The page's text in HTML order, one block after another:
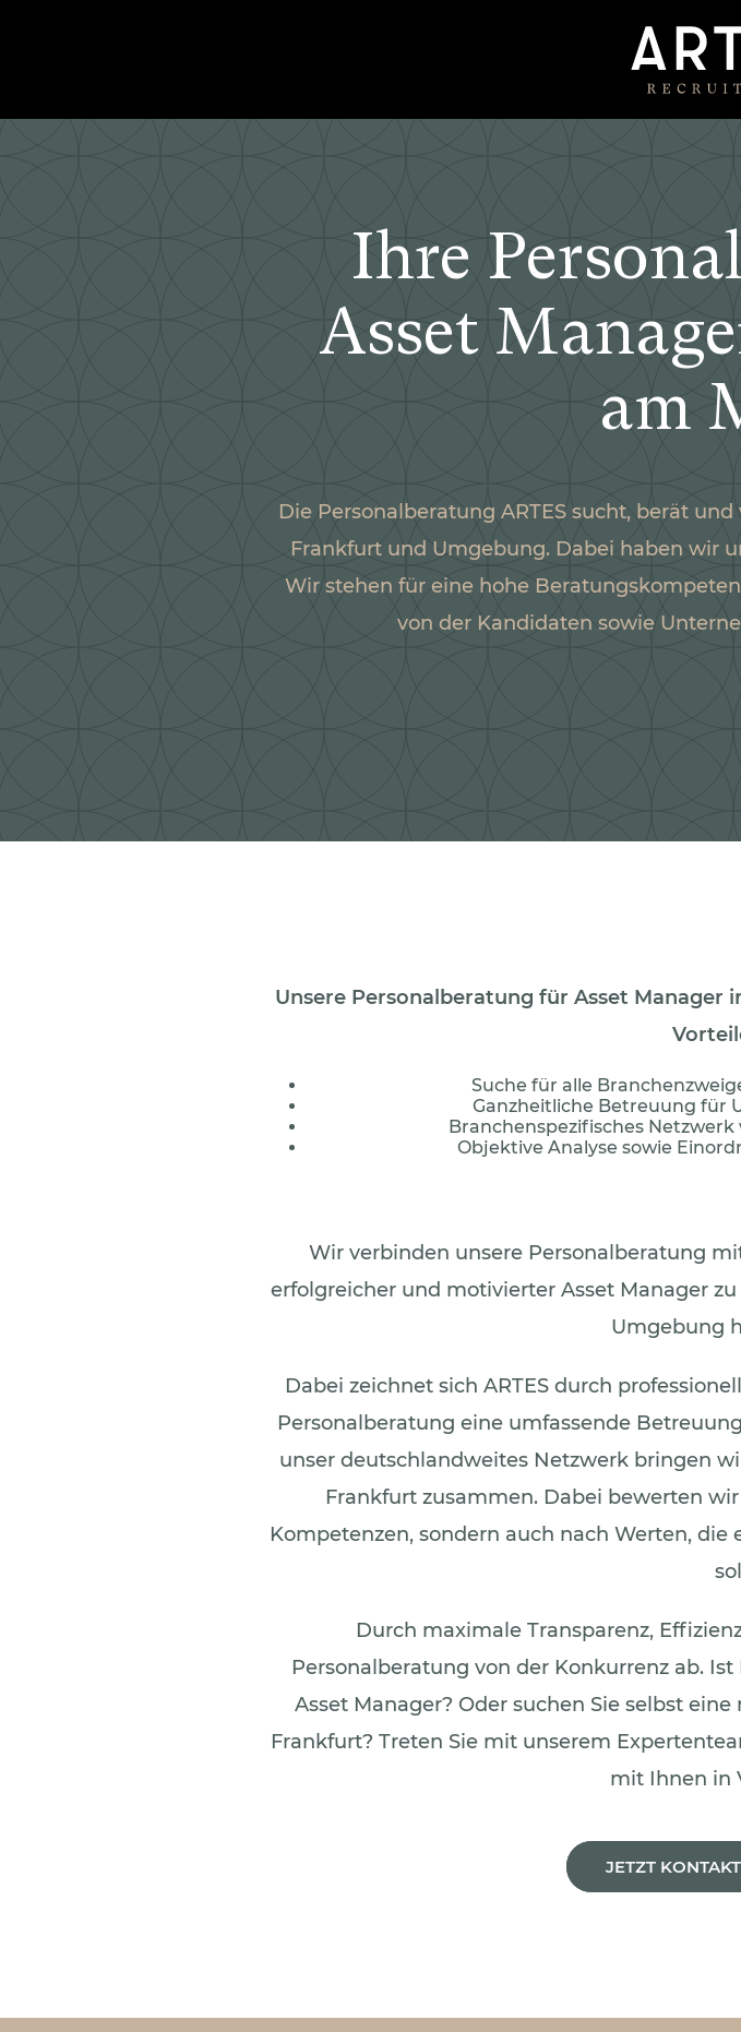
Ihre
Asset
am
Die Personalberatung ARTES sucht, berät
Frankfurt und Umgebung. Dabei haben wir
Wir stehen für eine hohe
von der Kandidaten sowie
Unsere Personalberatung für Asset Manager
Suche für alle
Ganzheitliche Betreuung für
Branchenspezifisches
Objektive Analyse sowie
Wir verbinden unsere Personalberatung
erfolgreicher und motivierter Asset Manager
Umgebung
Dabei zeichnet sich ARTES durch
Personalberatung eine umfassende
unser deutschlandweites Netzwerk bringen
Frankfurt zusammen. Dabei bewerten
Kompetenzen, sondern auch nach Werten,
Durch maximale Transparenz,
Personalberatung von der Konkurrenz ab.
Asset Manager? Oder suchen Sie selbst
Frankfurt? Treten Sie mit unserem
mit Ihnen in
JETZT